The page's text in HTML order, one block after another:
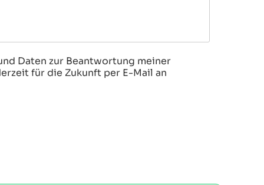
Daten zur Beantwortung meiner
für die Zukunft per E-Mail an